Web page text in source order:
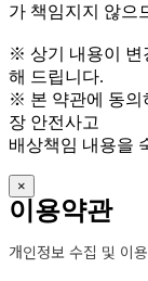
가 책임지지 않으
※ 상기 내용이 변
해 드립니다.
※ 본 약관에 동의
장 안전사고
배상책임 내용을
×
이용약관
개인정보 수집 및 이